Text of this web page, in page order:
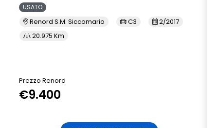
USATO
Renord S.M. Siccomario C3
2/2017
20.975 Km
Prezzo Renord
€9.400